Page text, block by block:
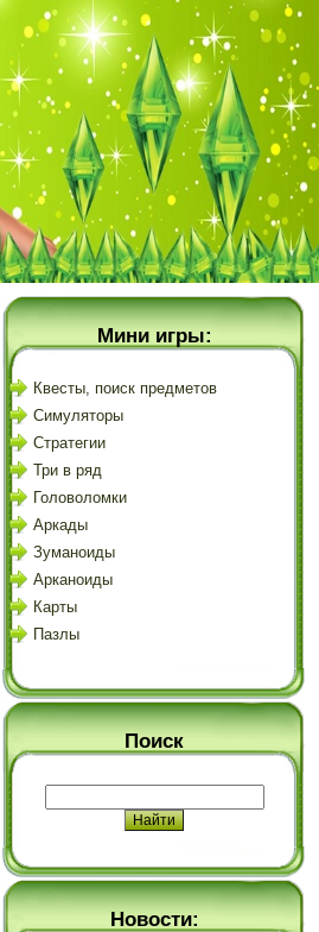
Мини игры:
Квесты, поиск предметов
Симуляторы
Стратегии
Три в ряд
Головоломки
Аркады
Зуманоиды
Арканоиды
Карты
Пазлы
Поиск
Новости: